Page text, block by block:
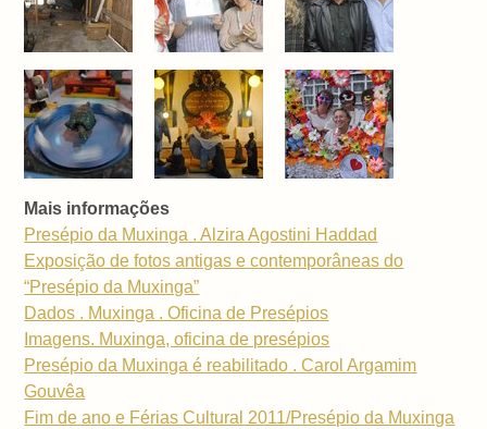
Mais informações
Presépio da Muxinga . Alzira Agostini Haddad
Exposição de fotos antigas e contemporâneas do
“Presépio da Muxinga”
Dados . Muxinga . Oficina de Presépios
Imagens. Muxinga, oficina de presépios
Presépio da Muxinga é reabilitado . Carol Argamim
Gouvêa
Fim de ano e Férias Cultural 2011/Presépio da Muxinga